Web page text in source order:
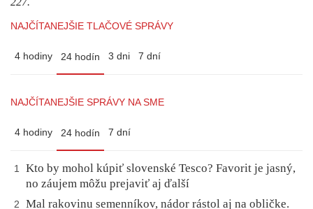
NAJČÍTANEJŠIE TLAČOVÉ SPRÁVY
4 hodiny 24 hodín 3 dni 7 dní
NAJČÍTANEJŠIE SPRÁVY NA SME
4 hodiny 24 hodín 7 dní
1
Kto by mohol kúpiť slovenské Tesco? Favorit je jasný,
no záujem môžu prejaviť aj ďalší
2
Mal rakovinu semenníkov, nádor rástol aj na obličke.